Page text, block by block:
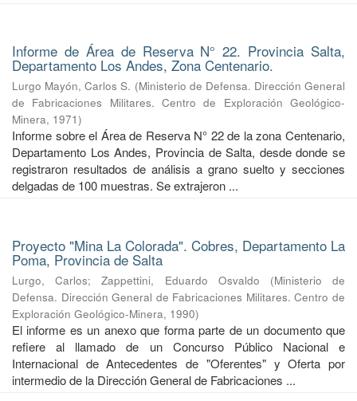
Informe de Área de Reserva N° 22. Provincia Salta,
Departamento Los Andes, Zona Centenario.
Lurgo Mayón, Carlos S. (Ministerio de Defensa. Dirección General
de Fabricaciones Militares. Centro de Exploración Geológico-
Minera, 1971)
Informe sobre el Área de Reserva N° 22 de la zona Centenario,
Departamento Los Andes, Provincia de Salta, desde donde se
registraron resultados de análisis a grano suelto y secciones
delgadas de 100 muestras. Se extrajeron ...
Proyecto "Mina La Colorada". Cobres, Departamento La
Poma, Provincia de Salta
Lurgo, Carlos;Zappettini, Eduardo Osvaldo (Ministerio de
Defensa. Dirección General de Fabricaciones Militares. Centro de
Exploración Geológico-Minera, 1990)
El informe es un anexo que forma parte de un documento que
refiere al llamado de un Concurso Público Nacional e
Internacional de Antecedentes de "Oferentes" y Oferta por
intermedio de la Dirección General de Fabricaciones ...